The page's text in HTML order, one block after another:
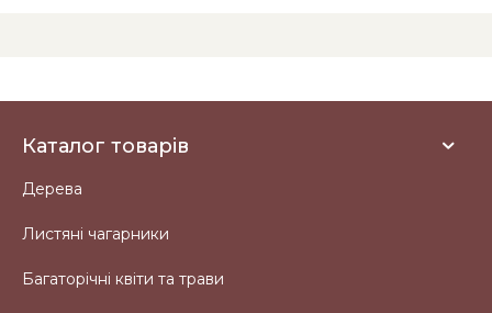
Каталог товарів
Дерева
Листяні чагарники
Багаторічні квіти та трави